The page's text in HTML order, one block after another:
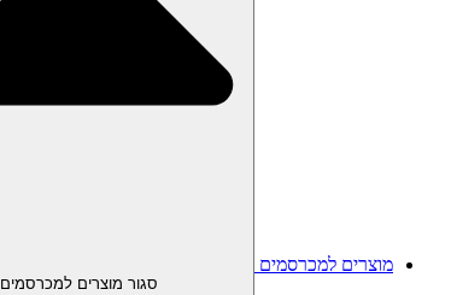
מוצרים למכרסמים
סגור מוצרים למכרסמים